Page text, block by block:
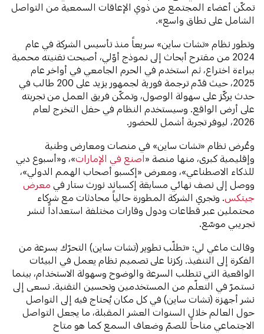
تمكّن أعضاء المجتمع من ذوي الإعاقات السمعية من التواصل
الشامل على نطاق واسع».
وتطور نظام «تشات ساين» سريعاً منذ تأسيس الشركة في عام
2024 من مقترح أبحاث إلى نموذج أوّلي، أصبحت تقنيته محمية
ببراءة اختراع، ثم استخدم في الحرم الجامعي في أواخر عام
2025، حيث قدّم ترجمة فورية لجمهور يزيد على 200 طالب في
حدث يركّز على سهولة الوصول، وتمكّن فريق العمل من تجربته
على أرض الواقع. وسيستخدم النظام في حفل التخرج لعام
2026، ليوفر تجربة أشمل للحضور.
وعُرض نظام «تشات ساين» في منصات ومعارض وطنية
وإقليمية كبرى، منها منصة «اصنع في الإمارات»، و«أسبوع دبي
للذكاء الاصطناعي»، ومعرض «إكسبو أصحاب الهمم الدولي»،
ووصل إلى نصف نهائي مسابقة إكسباند نورث ستار في معرض
جيتكس . وتجري الشركة المطورة حالياً محادثات مع شركاء
محتملين عبر قطاعات ودول وقارات مختلفة استعداداً لنشر
تجريبي موسّع.
وقالت ماغي لي: «تطلّب تطوير (تشات ساين) التحرّك بسرعة من
الفكرة إلى التنفيذ. ركزنا على تصميم نظام يعمل في البيئات
الواقعية التي تتطلب السرعة والوضوح وسهولة الاستخدام، بينما
نستمرّ في التعلّم من المستخدمين وتحسين التقنية. نسعى إلى
نشر أجهزة (تشات ساين) في كل مكان يُحتاج فيه إلى التواصل
حول العالم خلال السنوات العشر المقبلة، ما يجعل التواصل
الاجتماعي متاحاً للصمّ وضعاف السمع كما هو متاح